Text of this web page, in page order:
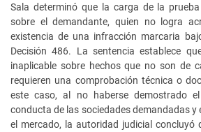
Sala determinó que la carga de la
sobre el demandante, quien no logra
existencia de una infracción marcaria
Decisión 486. La sentencia establece
inaplicable sobre hechos que no son de
requieren una comprobación técnica o
este caso, al no haberse demostrado
conducta de las sociedades demandadas y
el mercado, la autoridad judicial concluyó